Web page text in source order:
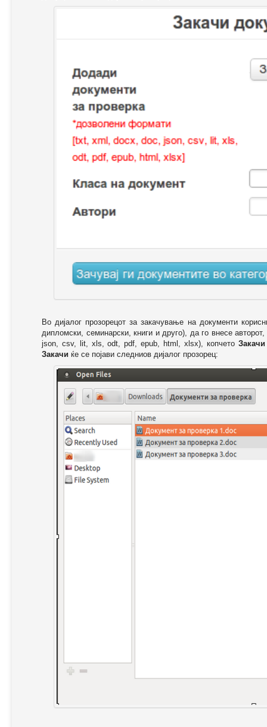
Во дијалог прозорецот за закачување на документи
дипломски, семинарски, книги и друго), да го внесе
json, csv, lit, xls, odt, pdf, epub, html, xlsx), копчето Закачи
Закачи ќе се појави следниов дијалог прозорец: